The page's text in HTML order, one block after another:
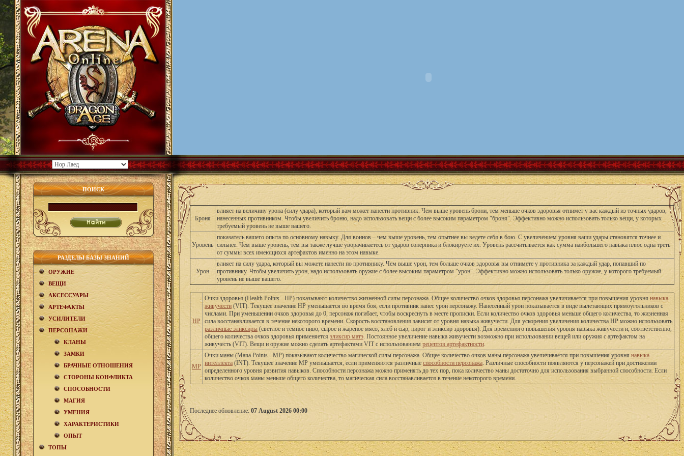
ПОИСК
РАЗДЕЛЫ БАЗЫ ЗНАНИЙ
ОРУЖИЕ
ВЕЩИ
АКCЕСCУАРЫ
АРТЕФАКТЫ
УСИЛИТЕЛИ
ПЕРСОНАЖИ
КЛАНЫ
ЗАМКИ
БРАЧНЫЕ ОТНОШЕНИЯ
CТОРОНЫ КОНФЛИКТА
СПОСОБНОСТИ
МАГИЯ
УМЕНИЯ
ХАРАКТЕРИСТИКИ
ОПЫТ
ТОПЫ
Броня
влияет на величину урона (силу удара), который вам может нанести противник. Чем выше уровень брони, тем меньше очков здоровья отнимет у вас каждый из точных ударов,
нанесенных противником. Чтобы увеличить броню, надо использовать вещи с более высоким параметром "броня". Эффективно можно использовать только вещи, у которых
требуемый уровень не выше вашего.
Уровень
показатель вашего опыта по основному навыку. Для воинов – чем выше уровень, тем опытнее вы ведете себя в бою. С увеличением уровня ваши удары становятся точнее и
сильнее. Чем выше уровень, тем вы также лучше уворачиваетесь от ударов соперника и блокируете их. Уровень рассчитывается как сумма наибольшего навыка плюс одна треть
от суммы всех имеющихся артефактов именно на этом навыке.
Урон
влияет на силу удара, который вы можете нанести по противнику. Чем выше урон, тем больше очков здоровья вы отнимете у противника за каждый удар, попавший по
противнику. Чтобы увеличить урон, надо использовать оружие с более высоким параметром "урон". Эффективно можно использовать только оружие, у которого требуемый
уровень не выше вашего.
HP
Очки здоровья (Health Points - HP) показывают количество жизненной силы персонажа. Общее количество очков здоровья персонажа увеличивается при повышения уровня навыка
живучести (VIT). Текущее значение HP уменьшается во время боя, если противник нанес урон персонажу. Нанесенный урон показывается в виде вылетающих прямоугольников с
числами. При уменьшении очков здоровья до 0, персонаж погибает, чтобы воскреснуть в месте прописки. Если количество очков здоровья меньше общего количества, то жизненная
сила восстанавливается в течение некоторого времени. Скорость восстановления зависит от уровня навыка живучести. Для ускорения увеличения количества HP можно использовать
различные эликсиры (светлое и темное пиво, сырое и жареное мясо, хлеб и сыр, пирог и эликсир здоровья). Для временного повышения уровня навыка живучести и, соответственно,
общего количества очков здоровья применяется эликсир матэ. Постоянное увеличение навыка живучести возможно при использовании вещей или оружия с артефактом на
живучесть (VIT). Вещи и оружие можно сделать артефактами VIT с использованиемрецептов артефактности.
MP
Очки маны (Mana Points - MP) показывают количество магической силы персонажа. Общее количество очков маны персонажа увеличивается при повышения уровня навыка
интеллекта (INT). Текущее значение MP уменьшается, если применяются различные способности персонажа. Различные способности появляются у персонажей при достижении
определенного уровня развития навыков. Способности персонажа можно применять до тех пор, пока количество маны достаточно для использования выбранной способности. Если
количество очков маны меньше общего количества, то магическая сила восстанавливается в течение некоторого времени.
Последнее обновление: 07 August 2026 00:00